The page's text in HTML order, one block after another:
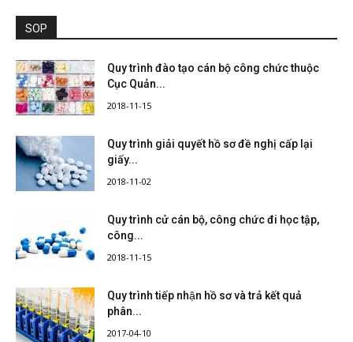
SOP
Quy trình đào tạo cán bộ công chức thuộc
Cục Quản...
2018-11-15
Quy trình giải quyết hồ sơ đề nghị cấp lại
giấy...
2018-11-02
Quy trình cử cán bộ, công chức đi học tập,
công...
2018-11-15
Quy trình tiếp nhận hồ sơ và trả kết quả
phân...
2017-04-10